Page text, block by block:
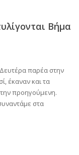
Βήμα
παρέα στην
έκαναν και τα
προηγούμενη.
στα